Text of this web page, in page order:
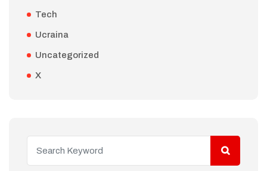
Tech
Ucraina
Uncategorized
X